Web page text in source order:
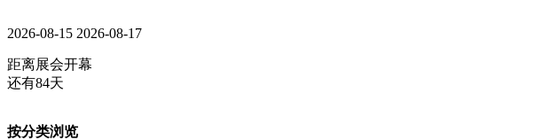
2026-08-15 2026-08-17
距离展会开幕
还有84天
按分类浏览